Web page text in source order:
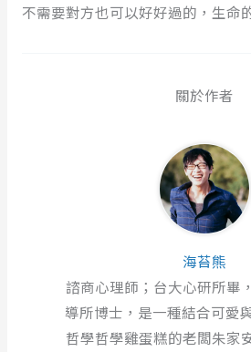
不需要對方也可以好好過的，生命
關於作者
海苔熊
諮商心理師；台大心研所畢
導所博士，是一種結合可愛
哲學哲學雞蛋糕的老闆朱家